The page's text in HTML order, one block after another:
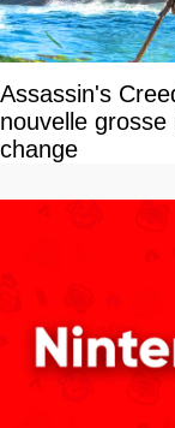
Assassin's
nouvelle
change